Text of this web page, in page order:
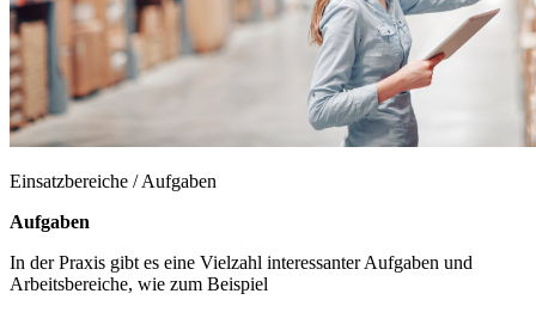
Einsatzbereiche / Aufgaben
Aufgaben
In der Praxis gibt es eine Vielzahl interessanter Aufgaben und
Arbeitsbereiche, wie zum Beispiel